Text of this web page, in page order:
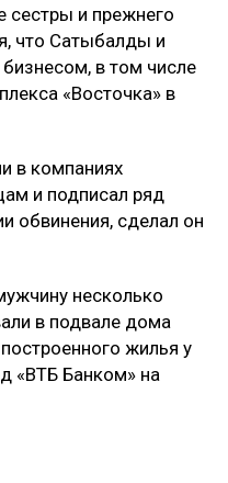
и прежнего
что Сатыбалды и
в том числе
«Восточка» в
в компаниях
и подписал ряд
обвинения, сделал он
несколько
в подвале дома
жилья у
«ВТБ Банком» на